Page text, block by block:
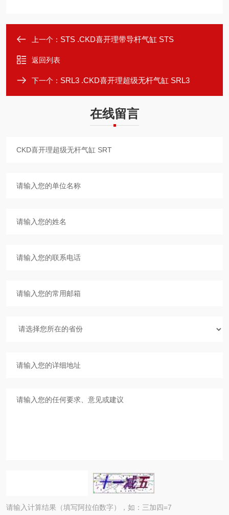
上一个： STS .CKD喜开理带导杆气缸 STS
返回列表
下一个： SRL3 .CKD喜开理超级无杆气缸 SRL3
在线留言
请输入计算结果（填写阿拉伯数字），如：三加四=7